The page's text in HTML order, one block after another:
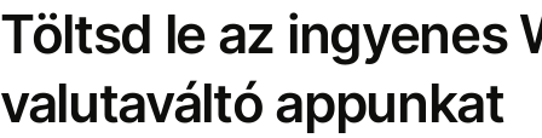
Töltsd le az ingyenes
valutaváltó appunkat